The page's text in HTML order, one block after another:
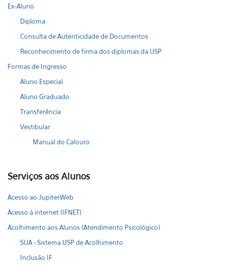
Ex-Aluno
Diploma
Consulta de Autenticidade de Documentos
Reconhecimento de firma dos diplomas da USP
Formas de Ingresso
Aluno Especial
Aluno Graduado
Transferência
Vestibular
Manual do Calouro
Serviços aos Alunos
Acesso ao JupiterWeb
Acesso à internet (IFNET)
Acolhimento aos Alunos (Atendimento Psicológico)
SUA - Sistema USP de Acolhimento
Inclusão IF